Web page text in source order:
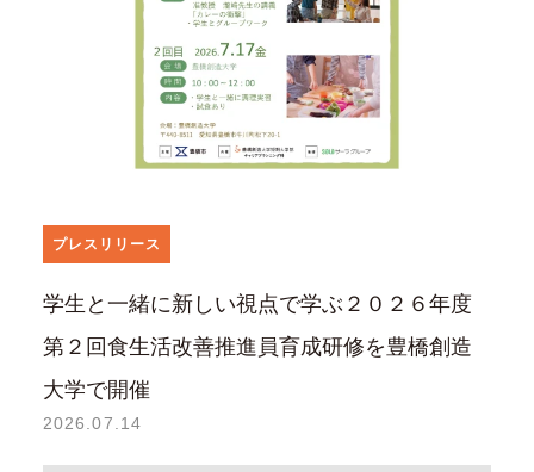
プレスリリース
学生と一緒に新しい視点で学ぶ２０２６年度
第２回食生活改善推進員育成研修を豊橋創造
大学で開催
2026.07.14